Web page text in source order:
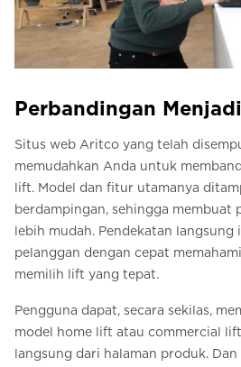
Perbandingan
Situs web Aritco yang telah
memudahkan Anda untuk
lift. Model dan fitur utamanya
berdampingan, sehingga membuat
lebih mudah. Pendekatan langsung
pelanggan dengan cepat
memilih lift yang tepat.
Pengguna dapat, secara sekilas,
model home lift atau commercial
langsung dari halaman produk.